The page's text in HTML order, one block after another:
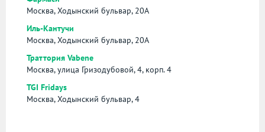
Москва, Ходынский бульвар, 20А
Иль-Кантучи
Москва, Ходынский бульвар, 20А
Траттория Vabene
Москва, улица Гризодубовой, 4, корп. 4
TGI Fridays
Москва, Ходынский бульвар, 4